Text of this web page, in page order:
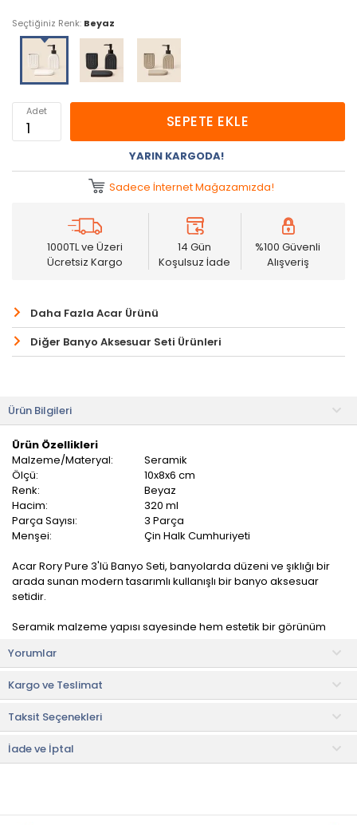
Seçtiğiniz Renk: Beyaz
Adet
SEPETE EKLE
YARIN KARGODA!
Sadece İnternet Mağazamızda!
1000TL ve Üzeri
Ücretsiz Kargo
14 Gün
Koşulsuz İade
%100 Güvenli
Alışveriş
Daha Fazla Acar Ürünü
Diğer Banyo Aksesuar Seti Ürünleri
Ürün Bilgileri
Ürün Özellikleri
Malzeme/Materyal:
Seramik
Ölçü:
10x8x6 cm
Renk:
Beyaz
Hacim:
320 ml
Parça Sayısı:
3 Parça
Menşei:
Çin Halk Cumhuriyeti
Acar Rory Pure 3'lü Banyo Seti, banyolarda düzeni ve şıklığı bir
arada sunan modern tasarımlı kullanışlı bir banyo aksesuar
setidir.
Seramik malzeme yapısı sayesinde hem estetik bir görünüm
zarif tasarımı sayesinde farklı banyo dekorasyon stilleriyle
kolayca uyum sağlayarak banyolara dekoratif bir dokunuş
kazandırır.
Kompakt tasarımı sayesinde lavabo kenarında düzenli bir
görünüm oluştururken, banyolarda modern ve estetik bir
atmosfer yaratır.
Yorumlar
Kargo ve Teslimat
Taksit Seçenekleri
İade ve İptal